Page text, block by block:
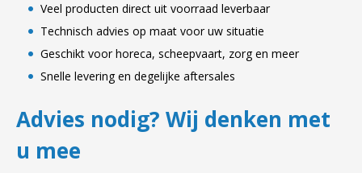
Veel producten direct uit voorraad leverbaar
Technisch advies op maat voor uw situatie
Geschikt voor horeca, scheepvaart, zorg en meer
Snelle levering en degelijke aftersales
Advies nodig? Wij denken met
u mee